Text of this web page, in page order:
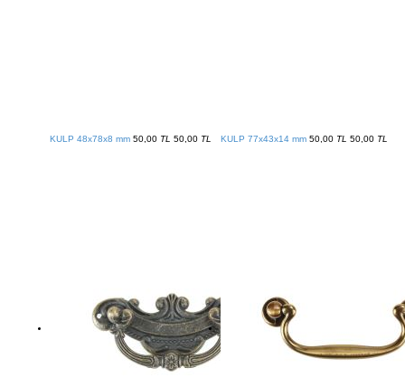
KULP 48x78x8 mm 50,00 TL 50,00 TL KULP 77x43x14 mm 50,00 TL 50,00 TL